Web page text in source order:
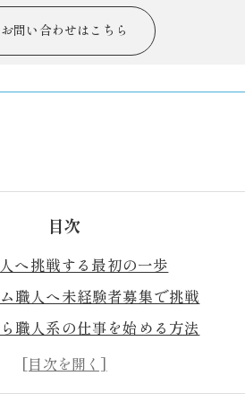
お問い合わせはこちら
目次
へ挑戦する最初の一歩
職人へ未経験者募集で挑戦
職人系の仕事を始める方法
り職人に必要な心構えとは
ける職人になる第一歩